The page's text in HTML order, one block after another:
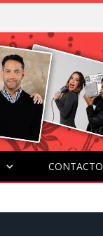
CONTACTO